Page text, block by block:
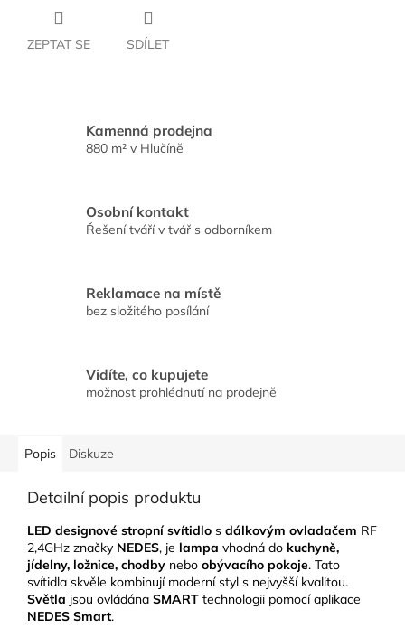
ZEPTAT SE SDÍLET
Kamenná prodejna
880 m² v Hlučíně
Osobní kontakt
Řešení tváří v tvář s odborníkem
Reklamace na místě
bez složitého posílání
Vidíte, co kupujete
možnost prohlédnutí na prodejně
Popis Diskuze
Detailní popis produktu
LED designové stropní svítidlo s dálkovým ovladačem RF
2,4GHz značky NEDES, je lampa vhodná do kuchyně,
jídelny, ložnice, chodby nebo obývacího pokoje. Tato
svítidla skvěle kombinují moderní styl s nejvyšší kvalitou.
Světla jsou ovládána SMART technologii pomocí aplikace
NEDES Smart.